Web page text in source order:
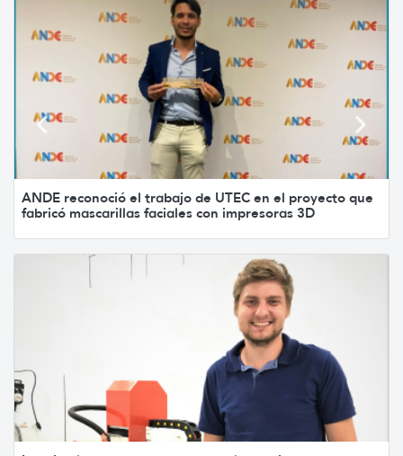
ANDE reconoció el trabajo de UTEC en el proyecto que
fabricó mascarillas faciales con impresoras 3D